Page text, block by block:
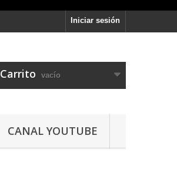
Iniciar sesión
Carrito vacío
CANAL YOUTUBE